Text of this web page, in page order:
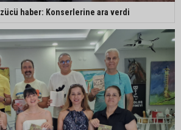
haber: Konserlerine ara verdi